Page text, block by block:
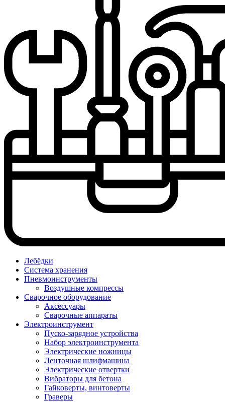
Лебёдки
Система хранения
Пневмоинструменты
Воздушные компрессы
Сварочное оборудование
Аксессуары
Сварочные аппараты
Электроинструмент
Пуско-зарядное устройства
Набор электроинструмента
Электрические ножницы
Ленточная шлифмашина
Электрические отвертки
Вибраторы для бетона
Гайковерты, винтоверты
Граверы